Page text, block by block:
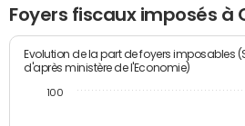
Foyers fiscaux imposés à
Evolution de la part de foyers imposables
d'après ministère de l'Economie)
100